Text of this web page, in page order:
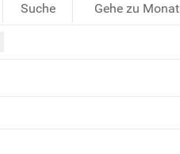
Suche Gehe zu Monat